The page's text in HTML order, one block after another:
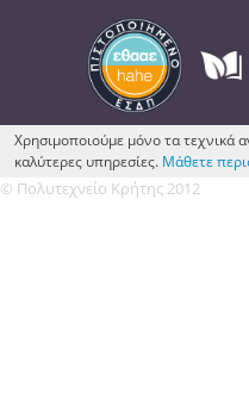
Χρησιμοποιούμε μόνο τα τεχνικά
καλύτερες υπηρεσίες. Μάθετε
© Πολυτεχνείο Κρήτης 2012